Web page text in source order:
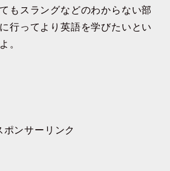
もスラングなどのわからない部
行ってより英語を学びたいとい
。
ポンサーリンク